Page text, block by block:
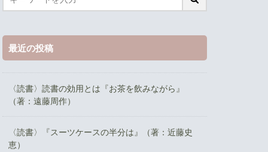
最近の投稿
〈読書〉読書の効用とは『お茶を飲みながら』
（著：遠藤周作）
〈読書〉『スーツケースの半分は』（著：近藤史
恵）